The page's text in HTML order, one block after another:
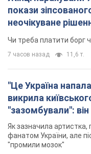
"Був знесилений":
пораненого
себе нетиповий
Травмованого птаха